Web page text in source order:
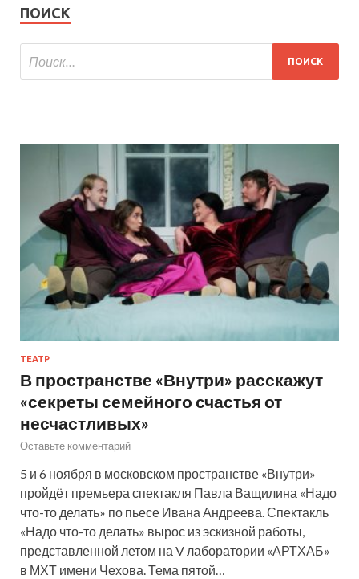
ПОИСК
ТЕАТР
В пространстве «Внутри» расскажут
«секреты семейного счастья от
несчастливых»
Оставьте комментарий
5 и 6 ноября в московском пространстве «Внутри»
пройдёт премьера спектакля Павла Ващилина «Надо
что-то делать» по пьесе Ивана Андреева. Спектакль
«Надо что-то делать» вырос из эскизной работы,
представленной летом на V лаборатории «АРТХАБ»
в МХТ имени Чехова. Тема пятой…